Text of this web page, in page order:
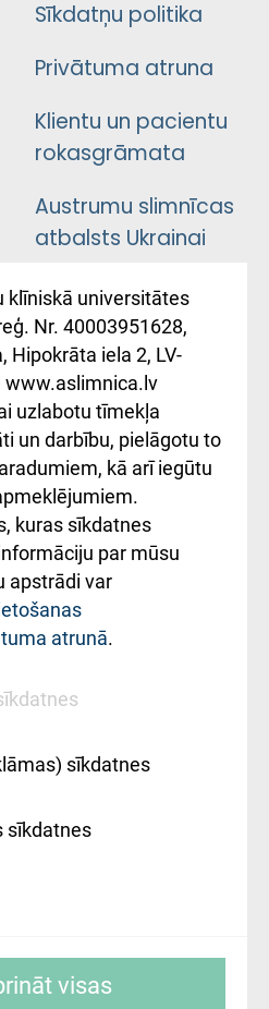
Sīkdatņu politika
Privātuma atruna
Klientu un pacientu
rokasgrāmata
Austrumu slimnīcas
atbalsts Ukrainai
Підтримка Східної
лікарні та співпраця з
Україною
klīniskā universitātes
Nr. 40003951628,
Hipokrāta iela 2, LV-
www.aslimnica.lv
uzlabotu tīmekļa
un darbību, pielāgotu to
kā arī iegūtu
kuras sīkdatnes
par mūsu
apstrādi var
atrunā.
sīkdatnes
sīkdatnes
sīkdatņu
visas